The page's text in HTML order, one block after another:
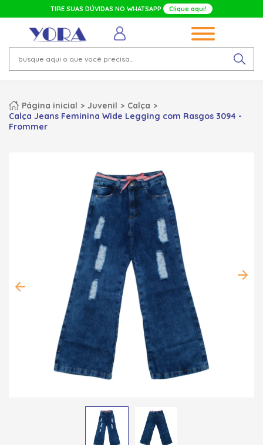
TIRE SUAS DÚVIDAS NO WHATSAPP Clique aqui!
Página inicial Juvenil
Calça
Calça Jeans Feminina Wide Legging com Rasgos 3094 -
Frommer